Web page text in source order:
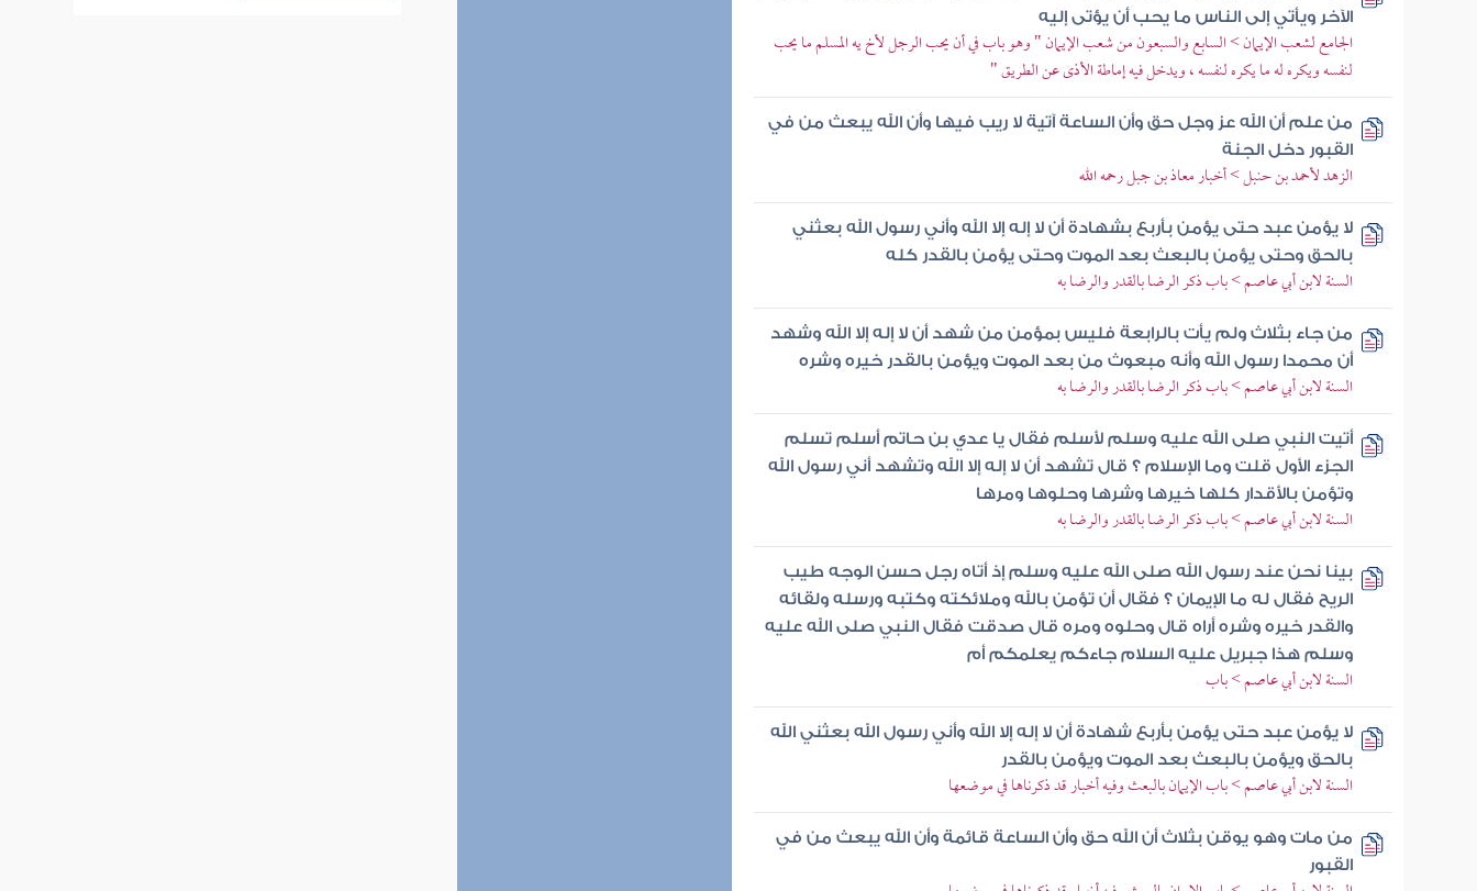
الآخر ويأتي إلى الناس ما يحب أن يؤتى إليه
الجامع لشعب الإيمان > السابع والسبعون من شعب الإيمان " وهو باب في أن يحب الرجل لأخ يه المسلم ما يحب
لنفسه ويكره له ما يكره لنفسه ، ويدخل فيه إماطة الأذى عن الطريق "
من علم أن الله عز وجل حق وأن الساعة آتية لا ريب فيها وأن الله يبعث من في
القبور دخل الجنة
الزهد لأحمد بن حنبل > أخبار معاذ بن جبل رحمه الله
لا يؤمن عبد حتى يؤمن بأربع بشهادة أن لا إله إلا الله وأني رسول الله بعثني
بالحق وحتى يؤمن بالبعث بعد الموت وحتى يؤمن بالقدر كله
السنة لابن أبي عاصم > باب ذكر الرضا بالقدر والرضا به
من جاء بثلاث ولم يأت بالرابعة فليس بمؤمن من شهد أن لا إله إلا الله وشهد
أن محمدا رسول الله وأنه مبعوث من بعد الموت ويؤمن بالقدر خيره وشره
السنة لابن أبي عاصم > باب ذكر الرضا بالقدر والرضا به
أتيت النبي صلى الله عليه وسلم لأسلم فقال يا عدي بن حاتم أسلم تسلم
الجزء الأول قلت وما الإسلام ؟ قال تشهد أن لا إله إلا الله وتشهد أني رسول الله
وتؤمن بالأقدار كلها خيرها وشرها وحلوها ومرها
السنة لابن أبي عاصم > باب ذكر الرضا بالقدر والرضا به
بينا نحن عند رسول الله صلى الله عليه وسلم إذ أتاه رجل حسن الوجه طيب
الريح فقال له ما الإيمان ؟ فقال أن تؤمن بالله وملائكته وكتبه ورسله ولقائه
والقدر خيره وشره أراه قال وحلوه ومره قال صدقت فقال النبي صلى الله عليه
وسلم هذا جبريل عليه السلام جاءكم يعلمكم أم
السنة لابن أبي عاصم > باب
لا يؤمن عبد حتى يؤمن بأربع شهادة أن لا إله إلا الله وأني رسول الله بعثني الله
بالحق ويؤمن بالبعث بعد الموت ويؤمن بالقدر
السنة لابن أبي عاصم > باب الإيمان بالبعث وفيه أخبار قد ذكرناها في موضعها
من مات وهو يوقن بثلاث أن الله حق وأن الساعة قائمة وأن الله يبعث من في
القبور